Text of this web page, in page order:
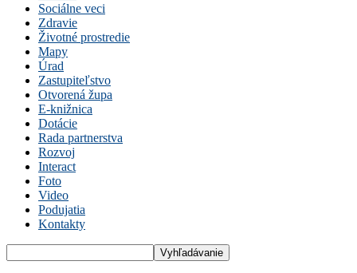
Sociálne veci
Zdravie
Životné prostredie
Mapy
Úrad
Zastupiteľstvo
Otvorená župa
E-knižnica
Dotácie
Rada partnerstva
Rozvoj
Interact
Foto
Video
Podujatia
Kontakty